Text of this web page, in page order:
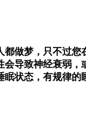
都做梦，只不过您
导致神经衰弱
状态，有规律